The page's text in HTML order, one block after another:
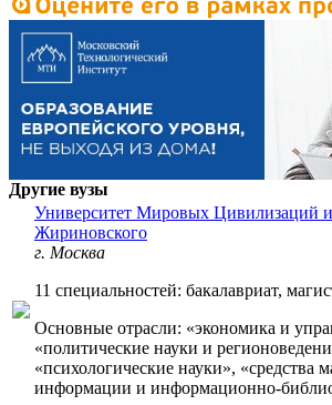
Другие вузы
Университет Мировых Цивилизаций
Жириновского
г. Москва
11 специальностей: бакалавриат,
Основные отрасли: «экономика и
«политические науки и
«психологические науки», «средства
информации и информационно-